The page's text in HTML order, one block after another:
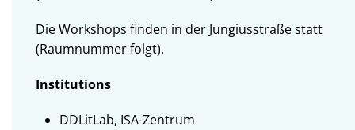
Die Workshops finden in der Jungiusstraße statt
(Raumnummer folgt).
Institutions
DDLitLab, ISA-Zentrum